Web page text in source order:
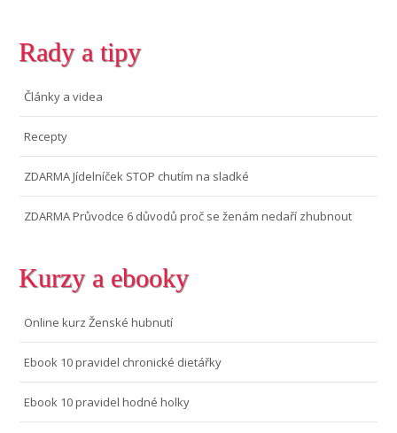
Rady a tipy
Články a videa
Recepty
ZDARMA Jídelníček STOP chutím na sladké
ZDARMA Průvodce 6 důvodů proč se ženám nedaří zhubnout
Kurzy a ebooky
Online kurz Ženské hubnutí
Ebook 10 pravidel chronické dietářky
Ebook 10 pravidel hodné holky